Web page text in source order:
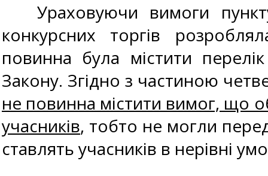
Ураховуючи вимоги
конкурсних торгів
повинна була містити
Закону. Згідно з частиною
не повинна містити вимог, що
учасників, тобто не могли
ставлять учасників в нерівні